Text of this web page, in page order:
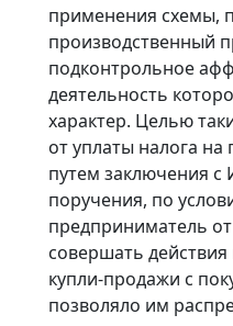
применения схемы,
производственный
подконтрольное
деятельность
характер. Целью
от уплаты налога
путем заключения
поручения, по
предприниматель
совершать
купли-продажи с
позволяло им